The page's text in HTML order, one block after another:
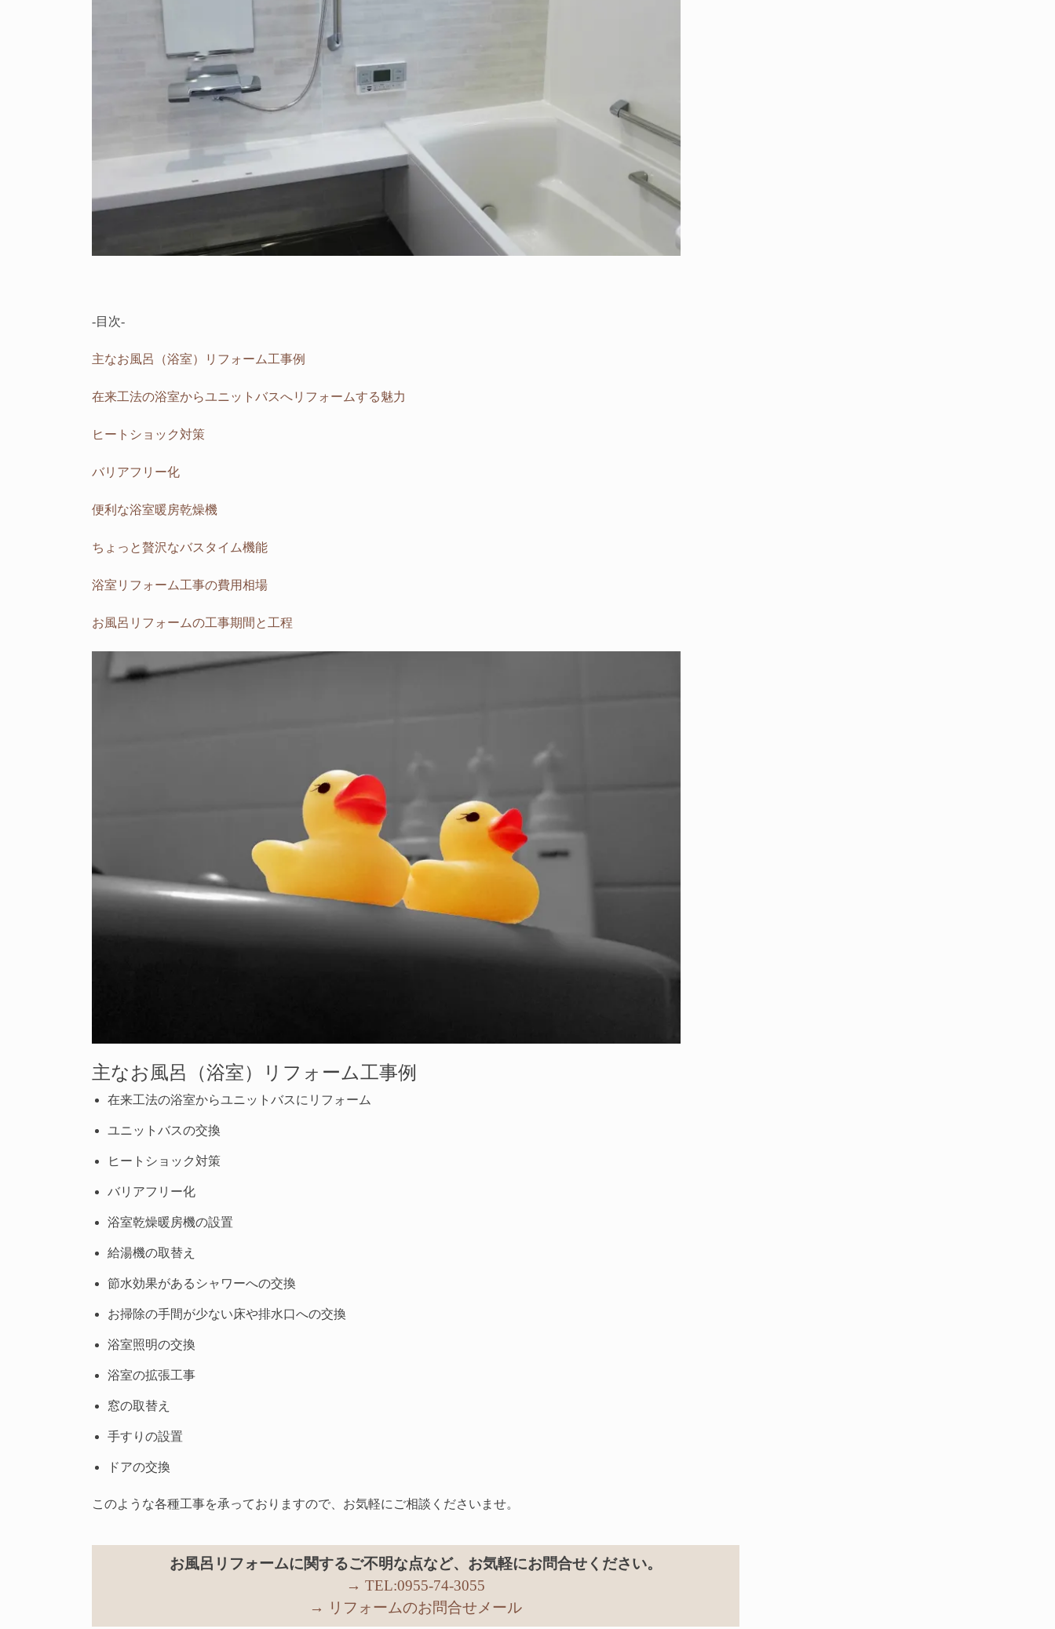
-目次-
主なお風呂（浴室）リフォーム工事例
在来工法の浴室からユニットバスへリフォームする魅力
ヒートショック対策
バリアフリー化
便利な浴室暖房乾燥機
ちょっと贅沢なバスタイム機能
浴室リフォーム工事の費用相場
お風呂リフォームの工事期間と工程
主なお風呂（浴室）リフォーム工事例
在来工法の浴室からユニットバスにリフォーム
ユニットバスの交換
ヒートショック対策
バリアフリー化
浴室乾燥暖房機の設置
給湯機の取替え
節水効果があるシャワーへの交換
お掃除の手間が少ない床や排水口への交換
浴室照明の交換
浴室の拡張工事
窓の取替え
手すりの設置
ドアの交換
このような各種工事を承っておりますので、お気軽にご相談くださいませ。
お風呂リフォームに関するご不明な点など、お気軽にお問合せください。
→ TEL:0955-74-3055
→ リフォームのお問合せメール